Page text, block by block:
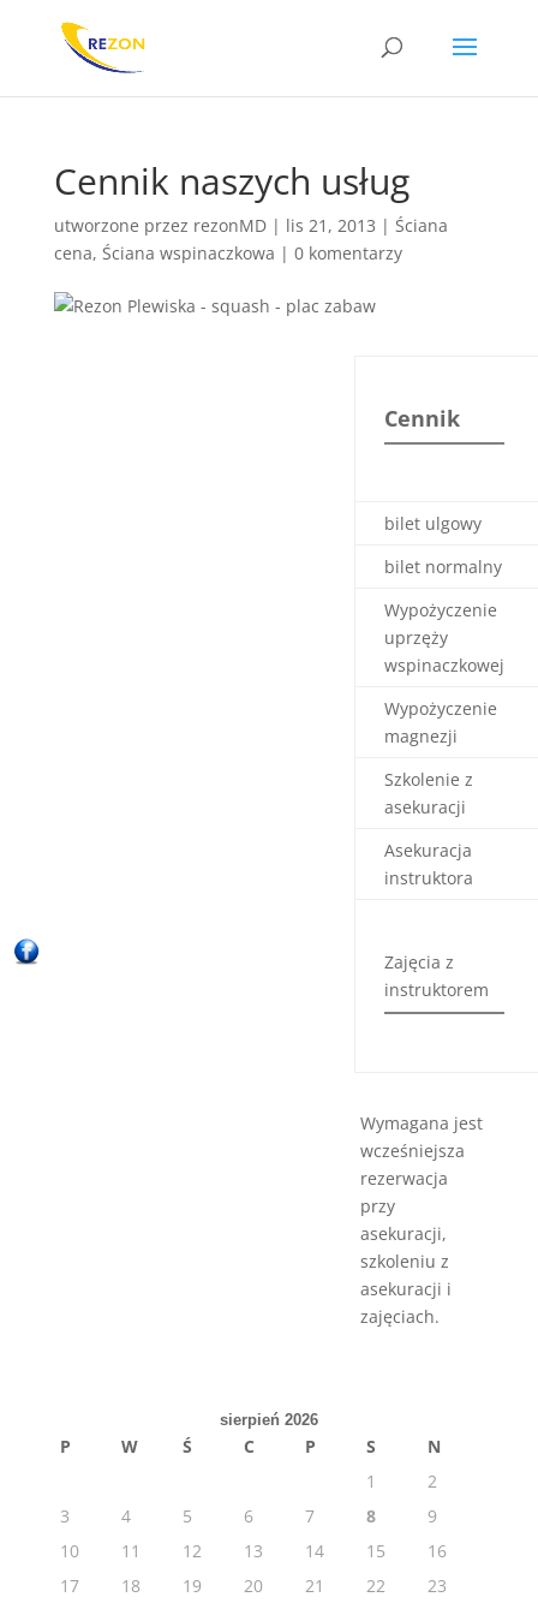
Cennik naszych usług
utworzone przez rezonMD| lis 21, 2013 | Ściana
cena, Ściana wspinaczkowa | 0 komentarzy
Cennik
bilet ulgowy
bilet normalny
Wypożyczenie
uprzęży
wspinaczkowej
Wypożyczenie
magnezji
Szkolenie z
asekuracji
Asekuracja
instruktora
Zajęcia z
instruktorem
Wymagana jest
wcześniejsza
rezerwacja
przy
asekuracji,
szkoleniu z
asekuracji i
zajęciach.
sierpień 2026
P W Ś C P S
N
1
2
3
4 5 6 7 8
9
10
11 12 13 14 15
16
17
18 19 20 21 22
23